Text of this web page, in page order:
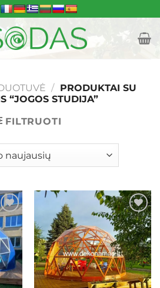
/ PRODUKTAI SU
“JOGOS STUDIJA”
FILTRUOTI
Mėgstamiausias